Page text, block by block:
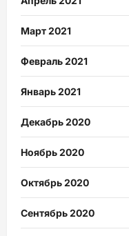
Март 2021
Февраль 2021
Январь 2021
Декабрь 2020
Ноябрь 2020
Октябрь 2020
Сентябрь 2020